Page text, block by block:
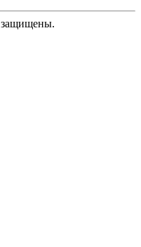
защищены.